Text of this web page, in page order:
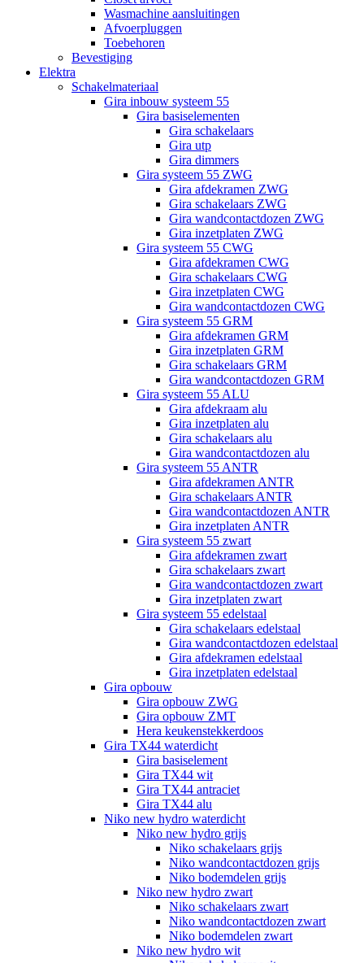
Wasmachine aansluitingen
Afvoerpluggen
Toebehoren
Bevestiging
Elektra
Schakelmateriaal
Gira inbouw systeem 55
Gira basiselementen
Gira schakelaars
Gira utp
Gira dimmers
Gira systeem 55 ZWG
Gira afdekramen ZWG
Gira schakelaars ZWG
Gira wandcontactdozen ZWG
Gira inzetplaten ZWG
Gira systeem 55 CWG
Gira afdekramen CWG
Gira schakelaars CWG
Gira inzetplaten CWG
Gira wandcontactdozen CWG
Gira systeem 55 GRM
Gira afdekramen GRM
Gira inzetplaten GRM
Gira schakelaars GRM
Gira wandcontactdozen GRM
Gira systeem 55 ALU
Gira afdekraam alu
Gira inzetplaten alu
Gira schakelaars alu
Gira wandcontactdozen alu
Gira systeem 55 ANTR
Gira afdekramen ANTR
Gira schakelaars ANTR
Gira wandcontactdozen ANTR
Gira inzetplaten ANTR
Gira systeem 55 zwart
Gira afdekramen zwart
Gira schakelaars zwart
Gira wandcontactdozen zwart
Gira inzetplaten zwart
Gira systeem 55 edelstaal
Gira schakelaars edelstaal
Gira wandcontactdozen edelstaal
Gira afdekramen edelstaal
Gira inzetplaten edelstaal
Gira opbouw
Gira opbouw ZWG
Gira opbouw ZMT
Hera keukenstekkerdoos
Gira TX44 waterdicht
Gira basiselement
Gira TX44 wit
Gira TX44 antraciet
Gira TX44 alu
Niko new hydro waterdicht
Niko new hydro grijs
Niko schakelaars grijs
Niko wandcontactdozen grijs
Niko bodemdelen grijs
Niko new hydro zwart
Niko schakelaars zwart
Niko wandcontactdozen zwart
Niko bodemdelen zwart
Niko new hydro wit